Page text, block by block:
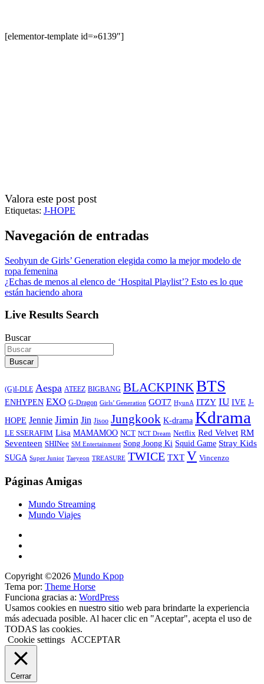
[elementor-template id=»6139″]
Valora este post post
Etiquetas: J-HOPE
Navegación de entradas
Seohyun de Girls’ Generation elegida como la mejor modelo de
ropa femenina
¿Echas de menos al elenco de ‘Hospital Playlist’? Esto es lo que
están haciendo ahora
Live Results Search
Buscar
Buscar
(G)I-DLE Aespa ATEEZ BIGBANG BLACKPINKBTS
ENHYPEN EXO G-Dragon Girls’ Generation GOT7 HyunA ITZY IU IVE J-
HOPE Jennie Jimin Jin Jisoo Jungkook K-drama Kdrama
LE SSERAFIM Lisa MAMAMOO NCT NCT Dream Netflix Red Velvet RM
Seventeen SHINee SM Entertainment Song Joong Ki Squid Game Stray Kids
SUGA Super Junior Taeyeon TREASURE TWICE TXT V Vincenzo
Páginas Amigas
Mundo Streaming
Mundo Viajes
Copyright ©2026 Mundo Kpop
Tema por: Theme Horse
Funciona gracias a: WordPress
Usamos cookies en nuestro sitio web para brindarte la experiencia
más adecuada posible. Al hacer clic en "Aceptar", acepta el uso de
TODAS las cookies.
Cookie settings
ACCEPTAR
Cerrar